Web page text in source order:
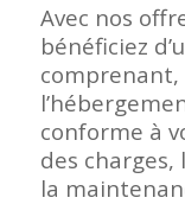
Avec nos
bénéficiez
comprenant,
conforme à
des
la